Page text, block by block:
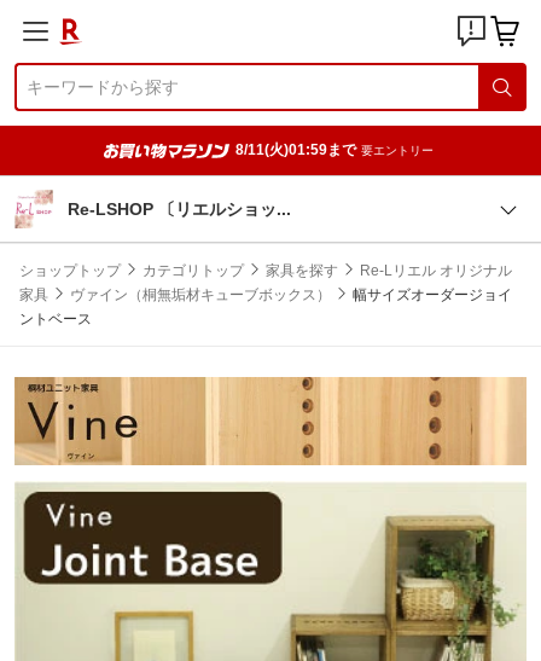
8/11(火)01:59まで 要エントリー
Re-LSHOP 〔リエルショ ッ
ショップトップ カテゴリトップ 家具を探す
Re-Lリエル オリジナル
家具
ヴァイン（桐無垢材キューブボックス）
幅サイズオーダージョイ
ントベース